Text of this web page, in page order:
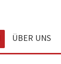
ÜBER UNS